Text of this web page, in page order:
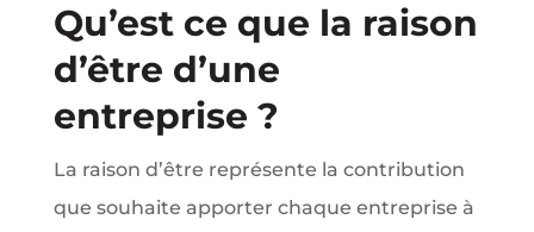
Qu’est ce que la raison
d’être d’une
entreprise ?
La raison d’être représente la contribution
que souhaite apporter chaque entreprise à